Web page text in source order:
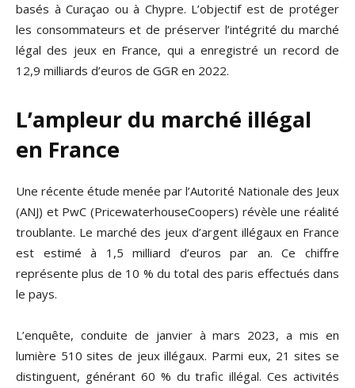
basés à Curaçao ou à Chypre. L’objectif est de protéger
les consommateurs et de préserver l’intégrité du marché
légal des jeux en France, qui a enregistré un record de
12,9 milliards d’euros de GGR en 2022.
L’ampleur du marché illégal
en France
Une récente étude menée par l’Autorité Nationale des Jeux
(ANJ) et PwC (PricewaterhouseCoopers) révèle une réalité
troublante. Le marché des jeux d’argent illégaux en France
est estimé à 1,5 milliard d’euros par an. Ce chiffre
représente plus de 10 % du total des paris effectués dans
le pays.
L’enquête, conduite de janvier à mars 2023, a mis en
lumière 510 sites de jeux illégaux. Parmi eux, 21 sites se
distinguent, générant 60 % du trafic illégal. Ces activités